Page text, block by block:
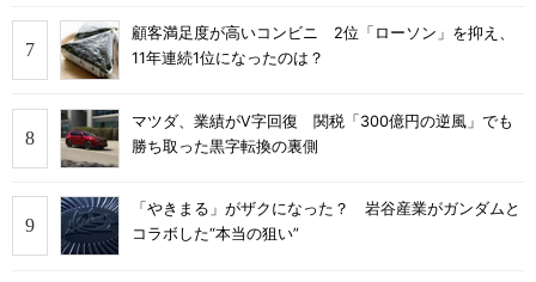
顧客満足度が高いコンビニ 2位「ローソン」を抑え、
11年連続1位になったのは？
マツダ、業績がV字回復 関税「300億円の逆風」でも
勝ち取った黒字転換の裏側
「やきまる」がザクになった？ 岩谷産業がガンダムと
コラボした“本当の狙い”